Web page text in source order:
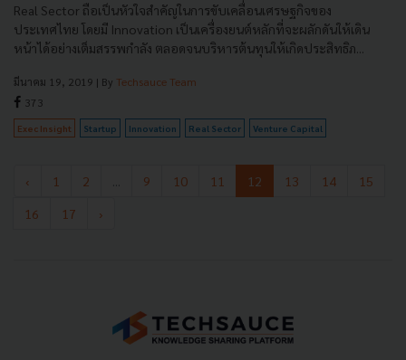
Real Sector ถือเป็นหัวใจสำคัญในการขับเคลื่อนเศรษฐกิจของ
ประเทศไทย โดยมี Innovation เป็นเครื่องยนต์หลักที่จะผลักดันให้เดิน
หน้าได้อย่างเต็มสรรพกำลัง ตลอดจนบริหารต้นทุนให้เกิดประสิทธิภ...
มีนาคม 19, 2019 | By Techsauce Team
373
Exec Insight Startup Innovation Real Sector Venture Capital
‹ 1 2 9 10 11 12 13 14
15
16
17 ›